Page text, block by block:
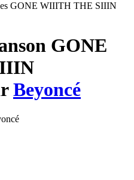
GONE WIIITH THE SIIIN
GONE
Beyoncé